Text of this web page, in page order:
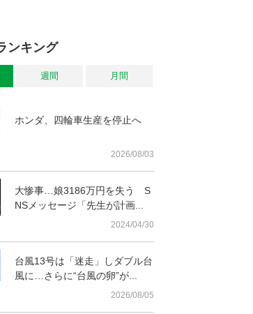
ンキング
週間 月間
ホンダ、四輪車生産を停止へ
2026/08/03
大惨事…娘3186万円を失う S
NSメッセージ「先生が計画...
2024/04/30
台風13号は「迷走」しダブル台
風に…さらに“台風の卵”が...
2026/08/05